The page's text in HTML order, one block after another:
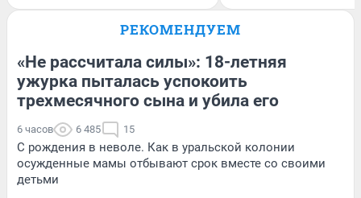
РЕКОМЕНДУЕМ
«Не рассчитала силы»: 18-летняя
ужурка пыталась успокоить
трехмесячного сына и убила его
6 часов 6 485 15
С рождения в неволе. Как в уральской колонии
осужденные мамы отбывают срок вместе со своими
детьми